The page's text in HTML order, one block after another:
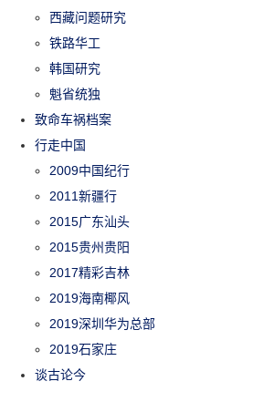
西藏问题研究
铁路华工
韩国研究
魁省统独
致命车祸档案
行走中国
2009中国纪行
2011新疆行
2015广东汕头
2015贵州贵阳
2017精彩吉林
2019海南椰风
2019深圳华为总部
2019石家庄
谈古论今